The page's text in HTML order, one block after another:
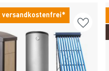
versandkostenfrei*